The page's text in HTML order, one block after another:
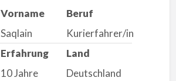
Vorname
Saqlain
Beruf
Kurierfahrer/in
Erfahrung
10 Jahre
Land
Deutschland